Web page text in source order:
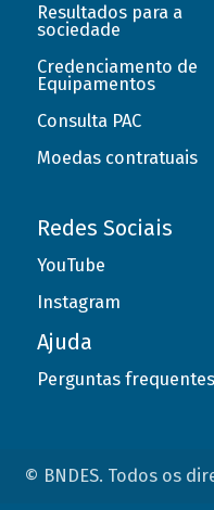
Resultados para a
sociedade
Credenciamento de
Equipamentos
Consulta PAC
Moedas contratuais
Redes Sociais
YouTube
Instagram
Ajuda
Perguntas frequentes
© BNDES. Todos os